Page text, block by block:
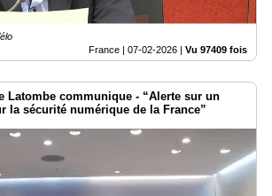
France | 07-02-2026 Vu 97409 fois
Latombe communique - “Alerte sur un
la sécurité numérique de la France”